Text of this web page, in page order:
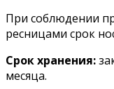
При соблюдении
ресницами срок
Срок хранения:
месяца.